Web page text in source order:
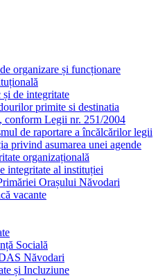
organizare și funcționare
și de integritate
primite si destinatia
conform Legii nr. 251/2004
de raportare a încălcărilor legii
privind asumarea unei agende
organizațională
integritate al instituției
Orașului Năvodari
vacante
Socială
Năvodari
și Incluziune